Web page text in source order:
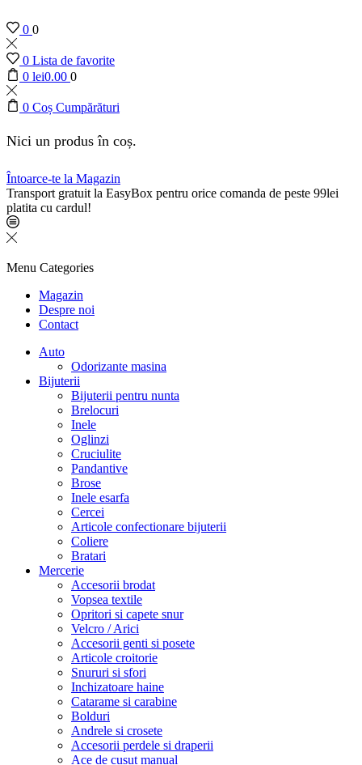
0 0
0 Lista de favorite
0 lei0.00 0
0 Coș Cumpărături
Nici un produs în coș.
Întoarce-te la Magazin
Transport gratuit la EasyBox pentru orice comanda de peste 99lei
platita cu cardul!
Menu Categories
Magazin
Despre noi
Contact
Auto
Odorizante masina
Bijuterii
Bijuterii pentru nunta
Brelocuri
Inele
Oglinzi
Cruciulite
Pandantive
Brose
Inele esarfa
Cercei
Articole confectionare bijuterii
Coliere
Bratari
Mercerie
Accesorii brodat
Vopsea textile
Opritori si capete snur
Velcro / Arici
Accesorii genti si posete
Articole croitorie
Snururi si sfori
Inchizatoare haine
Catarame si carabine
Bolduri
Andrele si crosete
Accesorii perdele si draperii
Ace de cusut manual